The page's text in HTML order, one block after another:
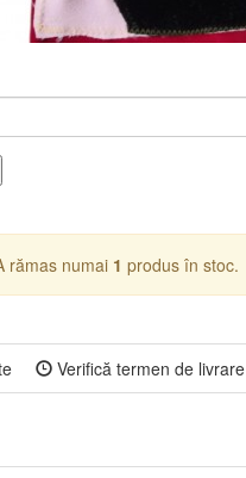
rămas numai 1 produs în stoc.
Verifică termen de livrare